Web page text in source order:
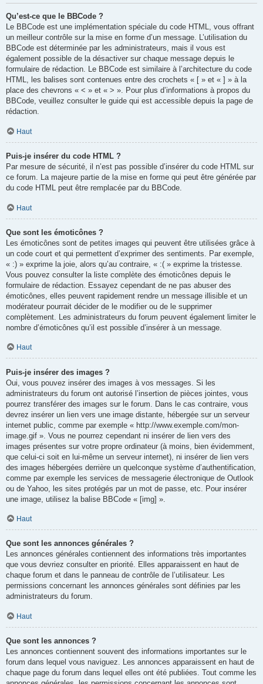
Qu’est-ce que le BBCode ?
Le BBCode est une implémentation spéciale du code HTML, vous offrant
un meilleur contrôle sur la mise en forme d’un message. L’utilisation du
BBCode est déterminée par les administrateurs, mais il vous est
également possible de la désactiver sur chaque message depuis le
formulaire de rédaction. Le BBCode est similaire à l’architecture du code
HTML, les balises sont contenues entre des crochets « [ » et « ] » à la
place des chevrons « < » et « > ». Pour plus d’informations à propos du
BBCode, veuillez consulter le guide qui est accessible depuis la page de
rédaction.
Haut
Puis-je insérer du code HTML ?
Par mesure de sécurité, il n’est pas possible d’insérer du code HTML sur
ce forum. La majeure partie de la mise en forme qui peut être générée par
du code HTML peut être remplacée par du BBCode.
Haut
Que sont les émoticônes ?
Les émoticônes sont de petites images qui peuvent être utilisées grâce à
un code court et qui permettent d’exprimer des sentiments. Par exemple,
« :) » exprime la joie, alors qu’au contraire, « :( » exprime la tristesse.
Vous pouvez consulter la liste complète des émoticônes depuis le
formulaire de rédaction. Essayez cependant de ne pas abuser des
émoticônes, elles peuvent rapidement rendre un message illisible et un
modérateur pourrait décider de le modifier ou de le supprimer
complètement. Les administrateurs du forum peuvent également limiter le
nombre d’émoticônes qu’il est possible d’insérer à un message.
Haut
Puis-je insérer des images ?
Oui, vous pouvez insérer des images à vos messages. Si les
administrateurs du forum ont autorisé l’insertion de pièces jointes, vous
pourrez transférer des images sur le forum. Dans le cas contraire, vous
devrez insérer un lien vers une image distante, hébergée sur un serveur
internet public, comme par exemple « http://www.exemple.com/mon-
image.gif ». Vous ne pourrez cependant ni insérer de lien vers des
images présentes sur votre propre ordinateur (à moins, bien évidemment,
que celui-ci soit en lui-même un serveur internet), ni insérer de lien vers
des images hébergées derrière un quelconque système d’authentification,
comme par exemple les services de messagerie électronique de Outlook
ou de Yahoo, les sites protégés par un mot de passe, etc. Pour insérer
une image, utilisez la balise BBCode « [img] ».
Haut
Que sont les annonces générales ?
Les annonces générales contiennent des informations très importantes
que vous devriez consulter en priorité. Elles apparaissent en haut de
chaque forum et dans le panneau de contrôle de l’utilisateur. Les
permissions concernant les annonces générales sont définies par les
administrateurs du forum.
Haut
Que sont les annonces ?
Les annonces contiennent souvent des informations importantes sur le
forum dans lequel vous naviguez. Les annonces apparaissent en haut de
chaque page du forum dans lequel elles ont été publiées. Tout comme les